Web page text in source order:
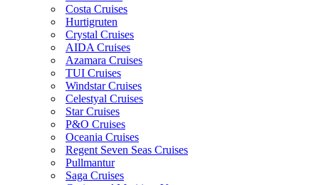
Costa Cruises
Hurtigruten
Crystal Cruises
AIDA Cruises
Azamara Cruises
TUI Cruises
Windstar Cruises
Celestyal Cruises
Star Cruises
P&O Cruises
Oceania Cruises
Regent Seven Seas Cruises
Pullmantur
Saga Cruises